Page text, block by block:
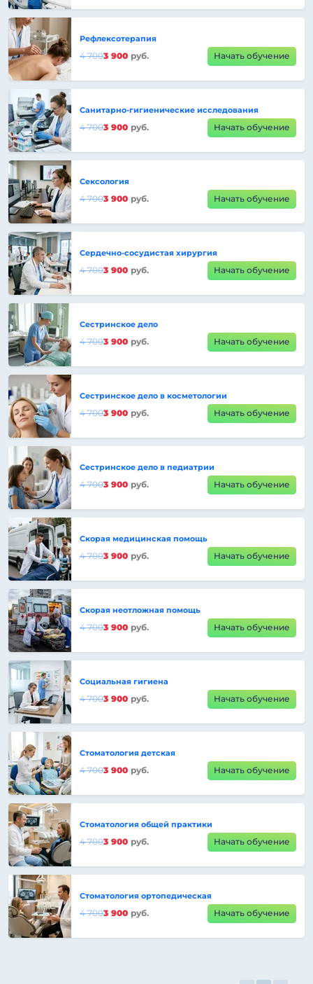
Рефлексотерапия
4 7003 900 руб. Начать обучение
Санитарно-гигиенические исследования
4 7003 900 руб. Начать обучение
Сексология
4 7003 900 руб. Начать обучение
Сердечно-сосудистая хирургия
4 7003 900 руб. Начать обучение
Сестринское дело
4 7003 900 руб. Начать обучение
Сестринское дело в косметологии
4 7003 900 руб. Начать обучение
Сестринское дело в педиатрии
4 7003 900 руб. Начать обучение
Скорая медицинская помощь
4 7003 900 руб. Начать обучение
Скорая неотложная помощь
4 7003 900 руб. Начать обучение
Социальная гигиена
4 7003 900 руб. Начать обучение
Стоматология детская
4 7003 900 руб. Начать обучение
Стоматология общей практики
4 7003 900 руб. Начать обучение
Стоматология ортопедическая
4 7003 900 руб. Начать обучение